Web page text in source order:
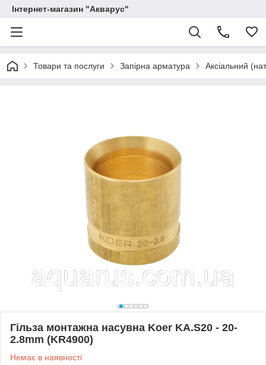
Інтернет-магазин "Акварус"
Товари та послуги Запірна арматура Аксіальний
Гільза монтажна насувна Koer KA.S20 - 20-
2.8mm (KR4900)
Немає в наявності